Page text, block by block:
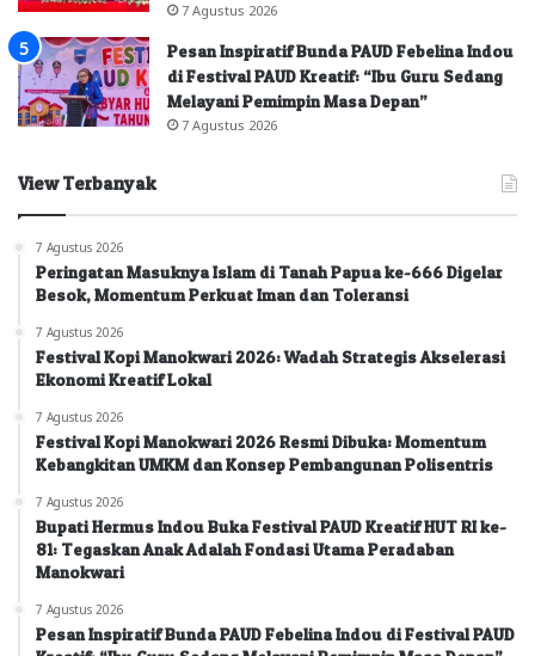
7 Agustus 2026
Pesan Inspiratif Bunda PAUD Febelina Indou
di Festival PAUD Kreatif: “Ibu Guru Sedang
Melayani Pemimpin Masa Depan”
7 Agustus 2026
View Terbanyak
7 Agustus 2026
Peringatan Masuknya Islam di Tanah Papua ke-666 Digelar
Besok, Momentum Perkuat Iman dan Toleransi
7 Agustus 2026
Festival Kopi Manokwari 2026: Wadah Strategis Akselerasi
Ekonomi Kreatif Lokal
7 Agustus 2026
Festival Kopi Manokwari 2026 Resmi Dibuka: Momentum
Kebangkitan UMKM dan Konsep Pembangunan Polisentris
7 Agustus 2026
Bupati Hermus Indou Buka Festival PAUD Kreatif HUT RI ke-
81: Tegaskan Anak Adalah Fondasi Utama Peradaban
Manokwari
7 Agustus 2026
Pesan Inspiratif Bunda PAUD Febelina Indou di Festival PAUD